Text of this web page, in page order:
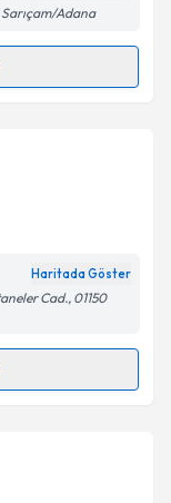
belirtilen
Adana
talebi
için bir
Aydınlatma
belirtilen
Haritada Göster
Cad., 01150
takvimi talebi
için bir